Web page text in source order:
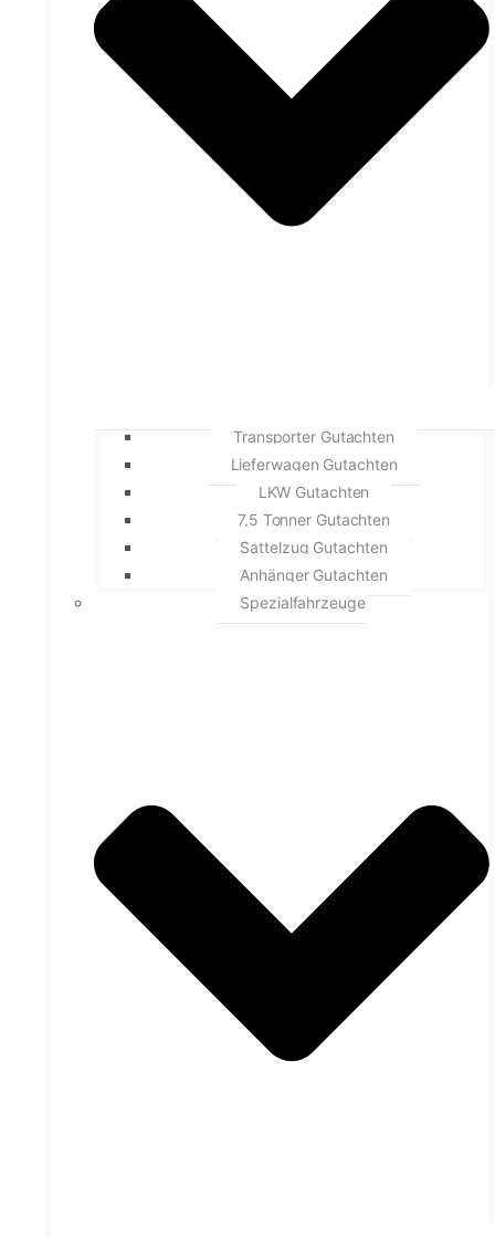
Transporter Gutachten
Lieferwagen Gutachten
LKW Gutachten
7,5 Tonner Gutachten
Sattelzug Gutachten
Anhänger Gutachten
Spezialfahrzeuge